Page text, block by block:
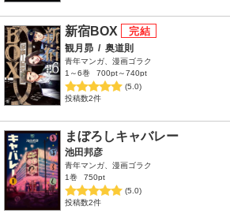
新宿BOX
観月昴 / 奥道則
青年マンガ、漫画ゴラク
1～6巻
700pt～740pt
(5.0)
投稿数2件
まぼろしキャバレー
池田邦彦
青年マンガ、漫画ゴラク
1巻
750pt
(5.0)
投稿数2件